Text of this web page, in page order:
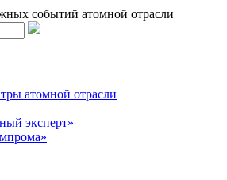
событий атомной отрасли
атомной отрасли
эксперт»